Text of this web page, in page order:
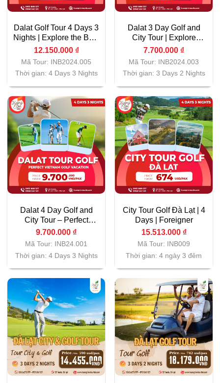
Dalat Golf Tour 4 Days 3
Nights | Explore the Best
Golf Courses in Vietnam
12.150.000 ₫
Mã Tour: INB2024.005
Thời gian: 4 Days 3 Nights
Dalat 3 Day Golf and
City Tour | Explore
Dalat’s Scenic Golf
Highlights
7.700.000 ₫
Mã Tour: INB2024.003
Thời gian: 3 Days 2 Nights
Dalat 4 Day Golf and
City Tour – Perfect
Vietnam Golf Vacation
9.700.000 ₫
Mã Tour: INB24.001
Thời gian: 4 Days 3 Nights
City Tour Golf Đà Lạt | 4
Days | Foreigner
15.513.000 ₫
Mã Tour: INB009
Thời gian: 4 ngày 3 đêm